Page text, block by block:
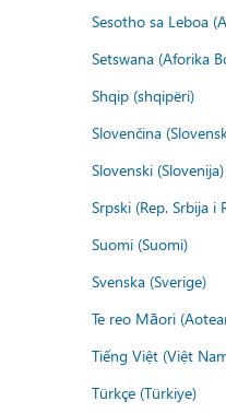
Sesotho sa Leboa
Setswana (Aforika
Shqip (shqipëri)
Slovenčina
Slovenski (Slovenija)
Srpski (Rep. Srbija i
Suomi (Suomi)
Svenska (Sverige)
Te reo Māori
Tiếng Việt (Việt
Türkçe (Türkiye)